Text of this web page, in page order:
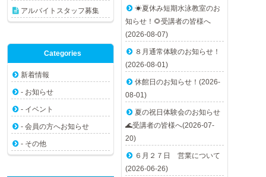
アルバイトスタッフ募集
☀夏休み短期水泳教室のお
知らせ！🌻受講者の皆様へ
(2026-08-07)
８月通常体験のお知らせ！
(2026-08-01)
休館日のお知らせ！(2026-
08-01)
夏の祝日体験会のお知らせ
🌊受講者の皆様へ(2026-07-
20)
６月２７日 営業について
(2026-06-26)
Categories
新着情報
- お知らせ
- イベント
- 会員の方へお知らせ
- その他